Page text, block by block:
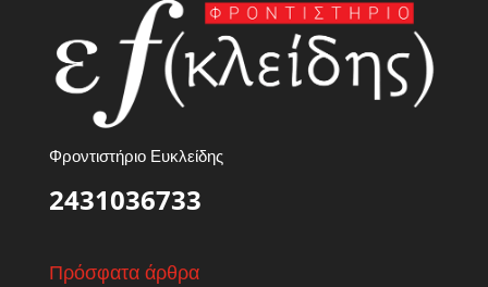
Φροντιστήριο Ευκλείδης
2431036733
Πρόσφατα άρθρα